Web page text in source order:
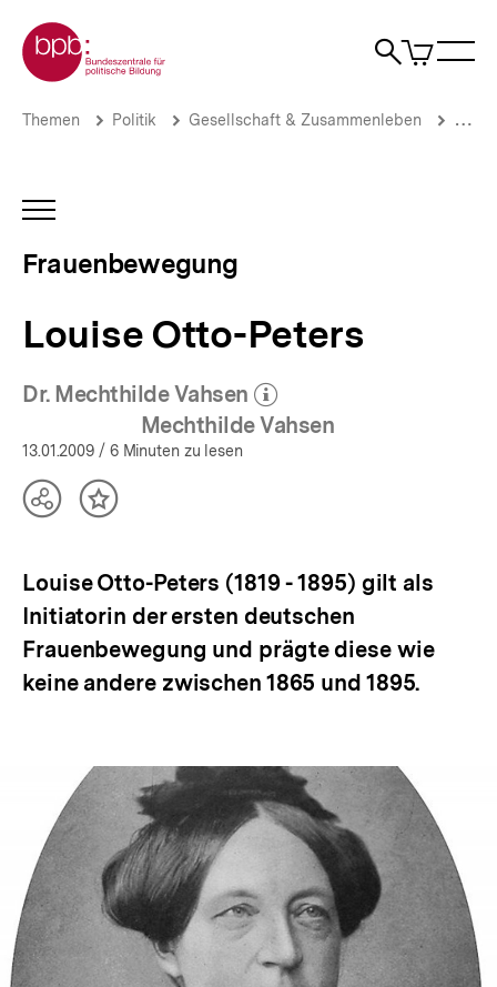
zum
Seiteninhalt
springen
Zur Startseite der bpb
Suche
Artikel
im
Louise
Frauenbewegung
Brotkrümelnavigation
Pfadnavigation
Themen Politik Gesellschaft & Zusammenleben
INHALTSNAVIGATION
Frauenbewegung
Louise Otto-Peters
Dr. Mechthilde Vahsen
(Mehr zum Autor)
öffnen
Mechthilde Vahsen
13.01.2009 / 6 Minuten zu lesen
TeilenInhalt
Louise Otto-Peters (1819 - 1895) gilt als
Initiatorin der ersten deutschen
Frauenbewegung und prägte diese wie
keine andere zwischen 1865 und 1895.